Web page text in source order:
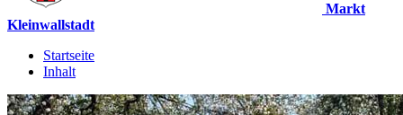
Markt
Kleinwallstadt
Startseite
Inhalt